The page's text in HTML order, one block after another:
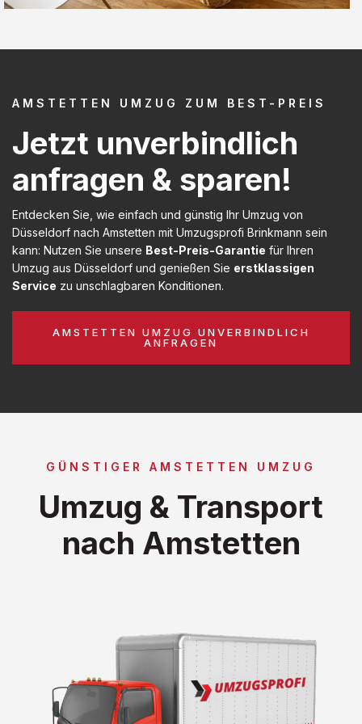
AMSTETTEN UMZUG ZUM BEST-PREIS
Jetzt unverbindlich
anfragen & sparen!
Entdecken Sie, wie einfach und günstig Ihr Umzug von
Düsseldorf nach Amstetten mit Umzugsprofi Brinkmann sein
kann: Nutzen Sie unsere Best-Preis-Garantie für Ihren
Umzug aus Düsseldorf und genießen Sie erstklassigen
Service zu unschlagbaren Konditionen.
AMSTETTEN UMZUG UNVERBINDLICH
ANFRAGEN
GÜNSTIGER AMSTETTEN UMZUG
Umzug & Transport
nach Amstetten